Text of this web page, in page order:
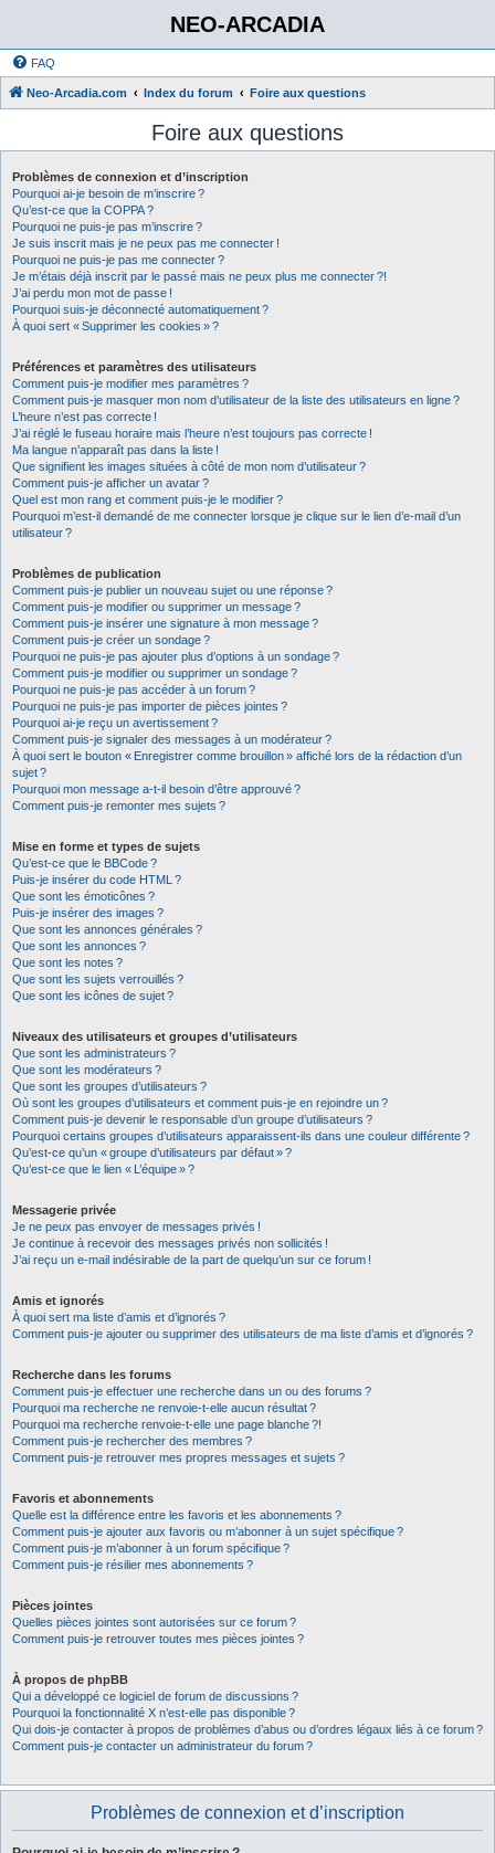
NEO-ARCADIA
FAQ
Neo-Arcadia.com Index du forum Foire aux questions
Foire aux questions
Problèmes de connexion et d’inscription
Pourquoi ai-je besoin de m’inscrire ?
Qu’est-ce que la COPPA ?
Pourquoi ne puis-je pas m’inscrire ?
Je suis inscrit mais je ne peux pas me connecter !
Pourquoi ne puis-je pas me connecter ?
Je m’étais déjà inscrit par le passé mais ne peux plus me connecter ?!
J’ai perdu mon mot de passe !
Pourquoi suis-je déconnecté automatiquement ?
À quoi sert « Supprimer les cookies » ?
Préférences et paramètres des utilisateurs
Comment puis-je modifier mes paramètres ?
Comment puis-je masquer mon nom d’utilisateur de la liste des utilisateurs en ligne ?
L’heure n’est pas correcte !
J’ai réglé le fuseau horaire mais l’heure n’est toujours pas correcte !
Ma langue n’apparaît pas dans la liste !
Que signifient les images situées à côté de mon nom d’utilisateur ?
Comment puis-je afficher un avatar ?
Quel est mon rang et comment puis-je le modifier ?
Pourquoi m’est-il demandé de me connecter lorsque je clique sur le lien d’e-mail d’un
utilisateur ?
Problèmes de publication
Comment puis-je publier un nouveau sujet ou une réponse ?
Comment puis-je modifier ou supprimer un message ?
Comment puis-je insérer une signature à mon message ?
Comment puis-je créer un sondage ?
Pourquoi ne puis-je pas ajouter plus d’options à un sondage ?
Comment puis-je modifier ou supprimer un sondage ?
Pourquoi ne puis-je pas accéder à un forum ?
Pourquoi ne puis-je pas importer de pièces jointes ?
Pourquoi ai-je reçu un avertissement ?
Comment puis-je signaler des messages à un modérateur ?
À quoi sert le bouton « Enregistrer comme brouillon » affiché lors de la rédaction d’un
sujet ?
Pourquoi mon message a-t-il besoin d’être approuvé ?
Comment puis-je remonter mes sujets ?
Mise en forme et types de sujets
Qu’est-ce que le BBCode ?
Puis-je insérer du code HTML ?
Que sont les émoticônes ?
Puis-je insérer des images ?
Que sont les annonces générales ?
Que sont les annonces ?
Que sont les notes ?
Que sont les sujets verrouillés ?
Que sont les icônes de sujet ?
Niveaux des utilisateurs et groupes d’utilisateurs
Que sont les administrateurs ?
Que sont les modérateurs ?
Que sont les groupes d’utilisateurs ?
Où sont les groupes d’utilisateurs et comment puis-je en rejoindre un ?
Comment puis-je devenir le responsable d’un groupe d’utilisateurs ?
Pourquoi certains groupes d’utilisateurs apparaissent-ils dans une couleur différente ?
Qu’est-ce qu’un « groupe d’utilisateurs par défaut » ?
Qu’est-ce que le lien « L’équipe » ?
Messagerie privée
Je ne peux pas envoyer de messages privés !
Je continue à recevoir des messages privés non sollicités !
J’ai reçu un e-mail indésirable de la part de quelqu’un sur ce forum !
Amis et ignorés
À quoi sert ma liste d’amis et d’ignorés ?
Comment puis-je ajouter ou supprimer des utilisateurs de ma liste d’amis et d’ignorés ?
Recherche dans les forums
Comment puis-je effectuer une recherche dans un ou des forums ?
Pourquoi ma recherche ne renvoie-t-elle aucun résultat ?
Pourquoi ma recherche renvoie-t-elle une page blanche ?!
Comment puis-je rechercher des membres ?
Comment puis-je retrouver mes propres messages et sujets ?
Favoris et abonnements
Quelle est la différence entre les favoris et les abonnements ?
Comment puis-je ajouter aux favoris ou m’abonner à un sujet spécifique ?
Comment puis-je m’abonner à un forum spécifique ?
Comment puis-je résilier mes abonnements ?
Pièces jointes
Quelles pièces jointes sont autorisées sur ce forum ?
Comment puis-je retrouver toutes mes pièces jointes ?
À propos de phpBB
Qui a développé ce logiciel de forum de discussions ?
Pourquoi la fonctionnalité X n’est-elle pas disponible ?
Qui dois-je contacter à propos de problèmes d’abus ou d’ordres légaux liés à ce forum ?
Comment puis-je contacter un administrateur du forum ?
Problèmes de connexion et d’inscription